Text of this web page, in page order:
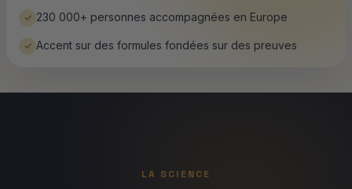
✓ 230 000+ personnes accompagnées en Europe
✓ Accent sur des formules fondées sur des preuves
LA SCIENCE